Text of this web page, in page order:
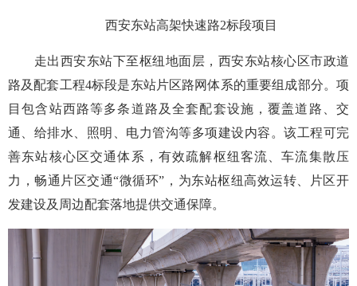
西安东站高架快速路2标段项目
走出西安东站下至枢纽地面层，西安东站核心区市政道
路及配套工程4标段是东站片区路网体系的重要组成部分。项
目包含站西路等多条道路及全套配套设施，覆盖道路、交
通、给排水、照明、电力管沟等多项建设内容。该工程可完
善东站核心区交通体系，有效疏解枢纽客流、车流集散压
力，畅通片区交通“微循环”，为东站枢纽高效运转、片区开
发建设及周边配套落地提供交通保障。